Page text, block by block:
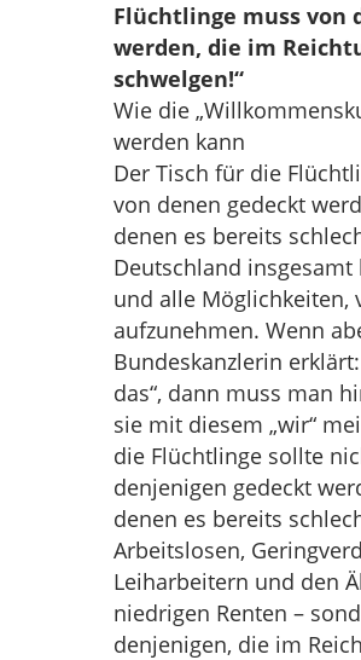
Flüchtlinge muss von
werden, die im
schwelgen!“
Wie die
werden kann
Der Tisch für die
von denen gedeckt
denen es bereits
Deutschland insgesamt
und alle Möglichkeiten,
aufzunehmen. Wenn
Bundeskanzlerin
das“, dann muss man
sie mit diesem „wir“
die Flüchtlinge sollte
denjenigen gedeckt
denen es bereits
Arbeitslosen,
Leiharbeitern und den
niedrigen Renten –
denjenigen, die im